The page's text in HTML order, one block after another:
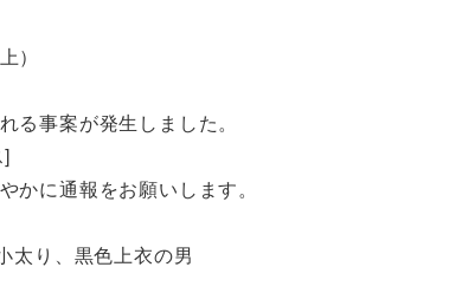
）
る事案が発生しました。
かに通報をお願いします。
太り、黒色上衣の男